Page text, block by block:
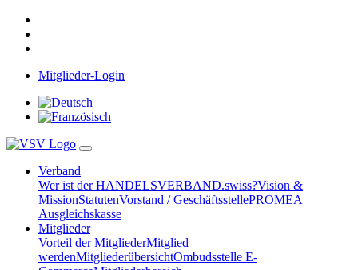
Mitglieder-Login
Verband
Wer ist der HANDELSVERBAND.swiss?Vision &
MissionStatutenVorstand / GeschäftsstellePROMEA
Ausgleichskasse
Mitglieder
Vorteil der MitgliederMitglied
werdenMitgliederübersichtOmbudsstelle E-